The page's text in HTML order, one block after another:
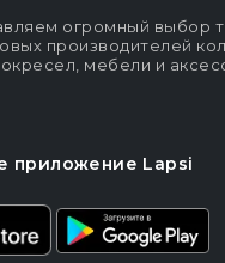
огромный выбор
производителей
мебели и
приложение Lapsi